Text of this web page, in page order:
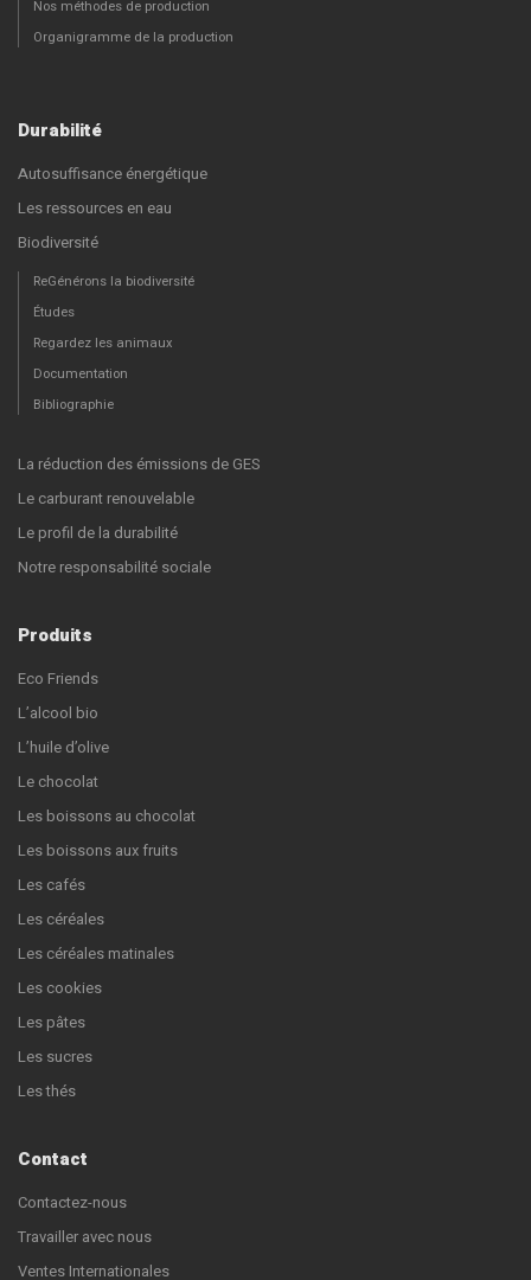
Nos méthodes de production
Organigramme de la production
Durabilité
Autosuffisance énergétique
Les ressources en eau
Biodiversité
ReGénérons la biodiversité
Études
Regardez les animaux
Documentation
Bibliographie
La réduction des émissions de GES
Le carburant renouvelable
Le profil de la durabilité
Notre responsabilité sociale
Produits
Eco Friends
L’alcool bio
L’huile d’olive
Le chocolat
Les boissons au chocolat
Les boissons aux fruits
Les cafés
Les céréales
Les céréales matinales
Les cookies
Les pâtes
Les sucres
Les thés
Contact
Contactez-nous
Travailler avec nous
Ventes Internationales